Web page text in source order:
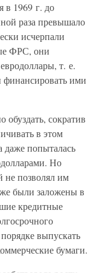
в 1969 г. до
раза превышало
исчерпали
ФРС, они
т. е.
финансировать ими
сократив
в этом
даже попыталась
Но
не позволял им
были заложены в
кредитные
выпускать
бумаги.